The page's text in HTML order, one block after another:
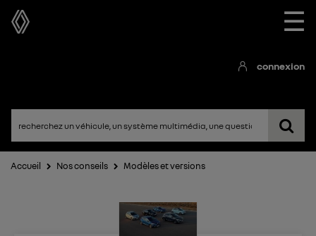
☰
connexion
Accueil Nos conseils Modèles et versions